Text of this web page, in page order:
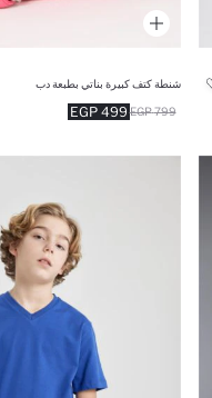
شنطة كتف كبيرة بناتي بطبعة دب
499 EGP 799 EGP